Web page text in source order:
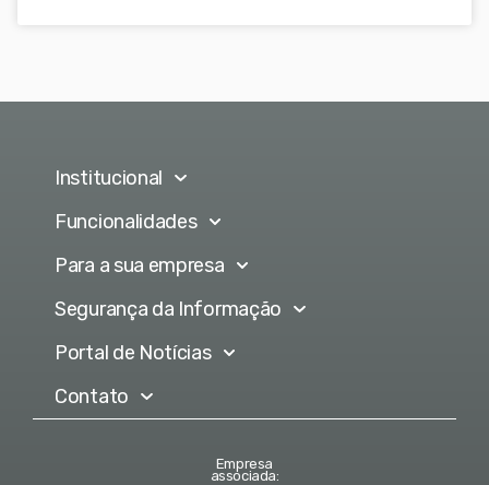
Institucional
Funcionalidades
Para a sua empresa
Segurança da Informação
Portal de Notícias
Contato
Empresa
associada: